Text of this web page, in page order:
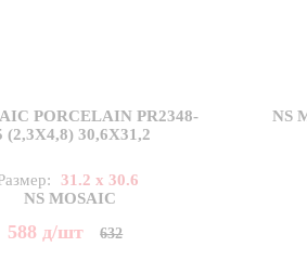
PORCELAIN PR2348-
(2,3X4,8) 30,6X31,2
31.2 x 30.6
NS MOSAIC
588д/шт 632
NS